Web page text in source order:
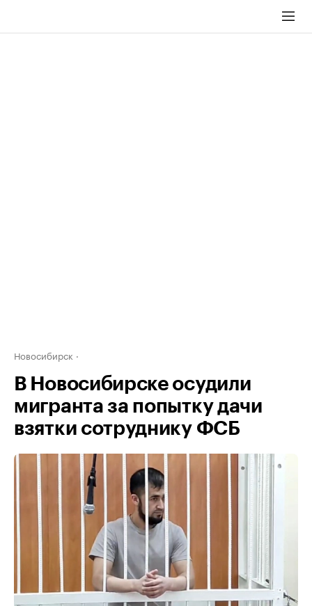
Новосибирск
В Новосибирске осудили
мигранта за попытку дачи
взятки сотруднику ФСБ